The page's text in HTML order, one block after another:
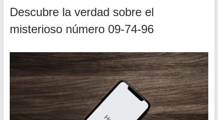
Descubre la verdad sobre el
misterioso número 09-74-96